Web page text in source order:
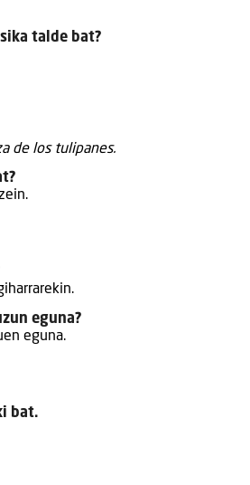
talde bat?
de los tulipanes.
eguna?
eguna.
bat.